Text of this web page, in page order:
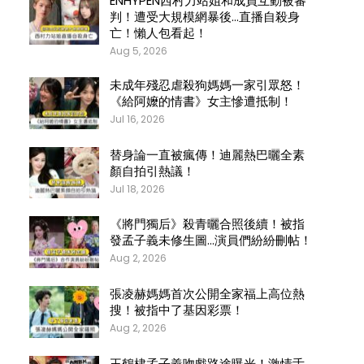
判！遭受大規模網暴後…直播自殺身
亡！懶人包看起！
Aug 5, 2026
未成年殘忍虐殺狗媽媽一家引眾怒！
《給阿嬤的情書》女主慘遭抵制！
Jul 16, 2026
替身論一直被瘋傳！迪麗熱巴曬全素
顏自拍引熱議！
Jul 18, 2026
《將門獨后》殺青曬合照後續！被指
發孟子義未修生圖…演員們紛紛刪帖！
Aug 2, 2026
張凌赫媽媽首次公開全家福上高位熱
搜！被指中了基因彩票！
Aug 2, 2026